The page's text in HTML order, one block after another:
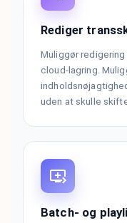
Rediger
Muliggør
cloud-lagring.
uden at skulle
Batch- og